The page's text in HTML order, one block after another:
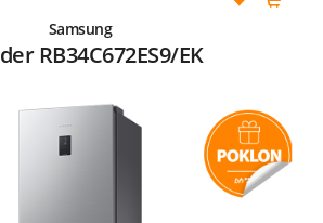
Samsung
RB34C672ES9/EK